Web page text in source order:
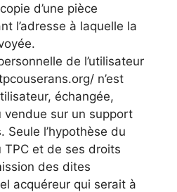
d’une pièce
l’adresse à laquelle la
de l’utilisateur
n’est
échangée,
sur un support
Seule l’hypothèse du
TPC et de ses droits
des dites
acquéreur qui serait à